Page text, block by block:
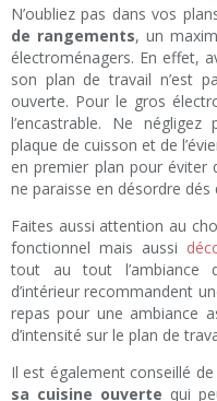
N’oubliez pas dans vos
de rangements, un
électroménagers. En effet,
son plan de travail n’est
ouverte. Pour le gros
l’encastrable. Ne
plaque de cuisson et de
en premier plan pour éviter
ne paraisse en désordre dés
Faites aussi attention au
fonctionnel mais aussi
tout au tout l’ambiance
d’intérieur recommandent
repas pour une ambiance
d’intensité sur le plan de
Il est également conseillé
sa cuisine ouverte qui